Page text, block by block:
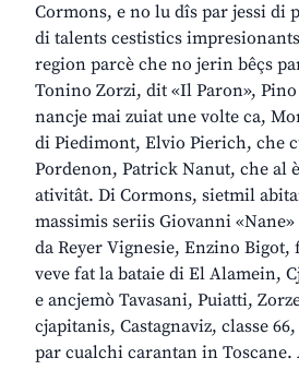
Cormons, e no lu dîs par jessi di
di talents cestistics
region parcè che no jerin bêçs
Tonino Zorzi, dit «Il Paron»,
nancje mai zuiat une volte ca,
di Piedimont, Elvio Pierich, che
Pordenon, Patrick Nanut, che al
ativitât. Di Cormons, sietmil
massimis seriis Giovanni
da Reyer Vignesie, Enzino
veve fat la bataie di El Alamein,
e ancjemò Tavasani, Puiatti,
cjapitanis, Castagnaviz, classe
par cualchi carantan in